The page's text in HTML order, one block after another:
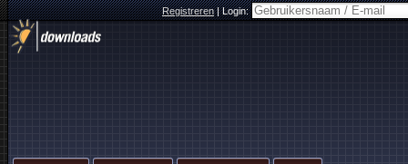
Registreren|Login: